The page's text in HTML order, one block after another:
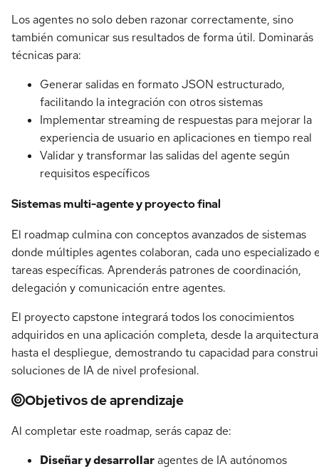
Los agentes no solo deben razonar correctamente, sino
también comunicar sus resultados de forma útil. Dominarás
técnicas para:
Generar salidas en formato JSON estructurado,
facilitando la integración con otros sistemas
Implementar streaming de respuestas para mejorar la
experiencia de usuario en aplicaciones en tiempo real
Validar y transformar las salidas del agente según
requisitos específicos
Sistemas multi-agente y proyecto final
El roadmap culmina con conceptos avanzados de sistemas
donde múltiples agentes colaboran, cada uno especializado
tareas específicas. Aprenderás patrones de coordinación,
delegación y comunicación entre agentes.
El proyecto capstone integrará todos los conocimientos
adquiridos en una aplicación completa, desde la arquitectura
hasta el despliegue, demostrando tu capacidad para
soluciones de IA de nivel profesional.
Objetivos de aprendizaje
Al completar este roadmap, serás capaz de:
Diseñar y desarrollaragentes de IA autónomos